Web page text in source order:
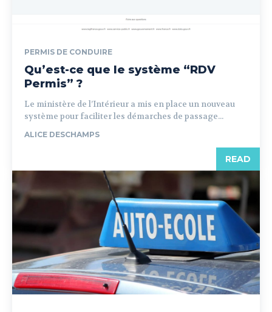
PERMIS DE CONDUIRE
Qu’est-ce que le système “RDV
Permis” ?
Le ministère de l’Intérieur a mis en place un nouveau
système pour faciliter les démarches de passage...
ALICE DESCHAMPS
READ